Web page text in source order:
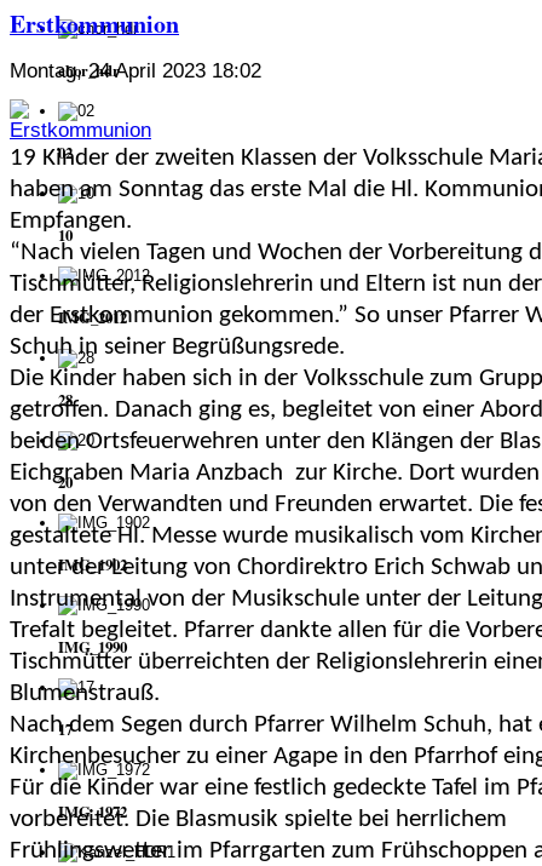
chor_hdr
02
10
IMG_2012
28
20
IMG_1902
IMG_1990
17
IMG_1972
Erstkommunion
Montag, 24 April 2023 18:02
19 Kinder der zweiten Klassen der Volksschule
haben am Sonntag das erste Mal die Hl.
Empfangen.
“Nach vielen Tagen und Wochen der Vorbereitung
Tischmütter, Religionslehrerin und Eltern ist nun
der Erstkommunion gekommen.” So unser Pfarrer
Schuh in seiner Begrüßungsrede.
Die Kinder haben sich in der Volksschule zum
getroffen. Danach ging es, begleitet von einer
beiden Ortsfeuerwehren unter den Klängen der
Eichgraben Maria Anzbach zur Kirche. Dort
von den Verwandten und Freunden erwartet. Die
gestaltete Hl. Messe wurde musikalisch vom
unter der Leitung von Chordirektro Erich Schwab
Instrumental von der Musikschule unter der
Trefalt begleitet. Pfarrer dankte allen für die
Tischmütter überreichten der Religionslehrerin
Blumenstrauß.
Nach dem Segen durch Pfarrer Wilhelm Schuh, hat
Kirchenbesucher zu einer Agape in den Pfarrhof
Für die Kinder war eine festlich gedeckte Tafel im
vorbereitet. Die Blasmusik spielte bei herrlichem
Frühlingswetter im Pfarrgarten zum Frühschoppen